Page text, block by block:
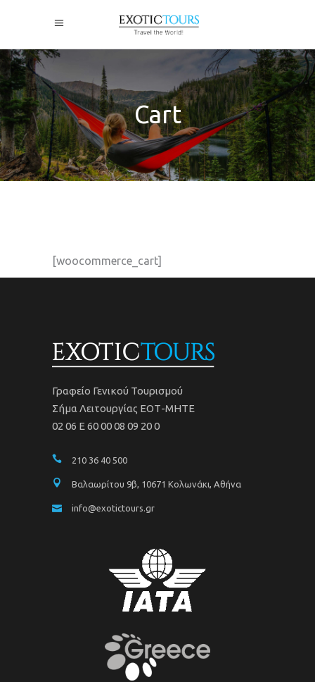
Cart
[woocommerce_cart]
Γραφείο Γενικού Τουρισμού
Σήμα Λειτουργίας ΕΟΤ-ΜΗΤΕ
02 06 Ε 60 00 08 09 20 0
210 36 40 500
Βαλαωρίτου 9β, 10671 Κολωνάκι, Αθήνα
info@exotictours.gr